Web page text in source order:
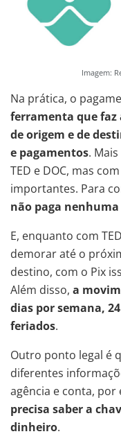
Imagem:
Na prática, o
ferramenta que faz
de origem e de
e pagamentos.
TED e DOC, mas
importantes. Para
não paga
E, enquanto com
demorar até o
destino, com o Pix
Além disso, a
dias por semana,
feriados.
Outro ponto legal é
diferentes
agência e conta, por
precisa saber a
dinheiro.